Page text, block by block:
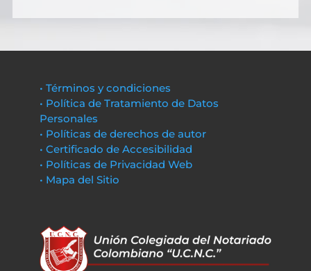
• Términos y condiciones
• Política de Tratamiento de Datos
Personales
• Políticas de derechos de autor
• Certificado de Accesibilidad
• Políticas de Privacidad Web
• Mapa del Sitio